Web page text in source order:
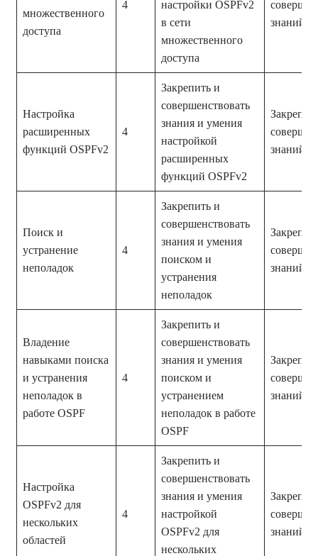
множественного
доступа
4
настройки OSPFv2
в сети
множественного
доступа
знаний и
Настройка
расширенных
функций OSPFv2
4
Закрепить и
совершенствовать
знания и умения
настройкой
расширенных
функций OSPFv2
знаний и
Поиск и
устранение
неполадок
4
Закрепить и
совершенствовать
знания и умения
поиском и
устранения
неполадок
знаний и
Владение
навыками поиска
и устранения
неполадок в
работе OSPF
4
Закрепить и
совершенствовать
знания и умения
поиском и
устранением
неполадок в работе
OSPF
знаний и
Настройка
OSPFv2 для
нескольких
областей
4
Закрепить и
совершенствовать
знания и умения
настройкой
OSPFv2 для
нескольких
знаний и